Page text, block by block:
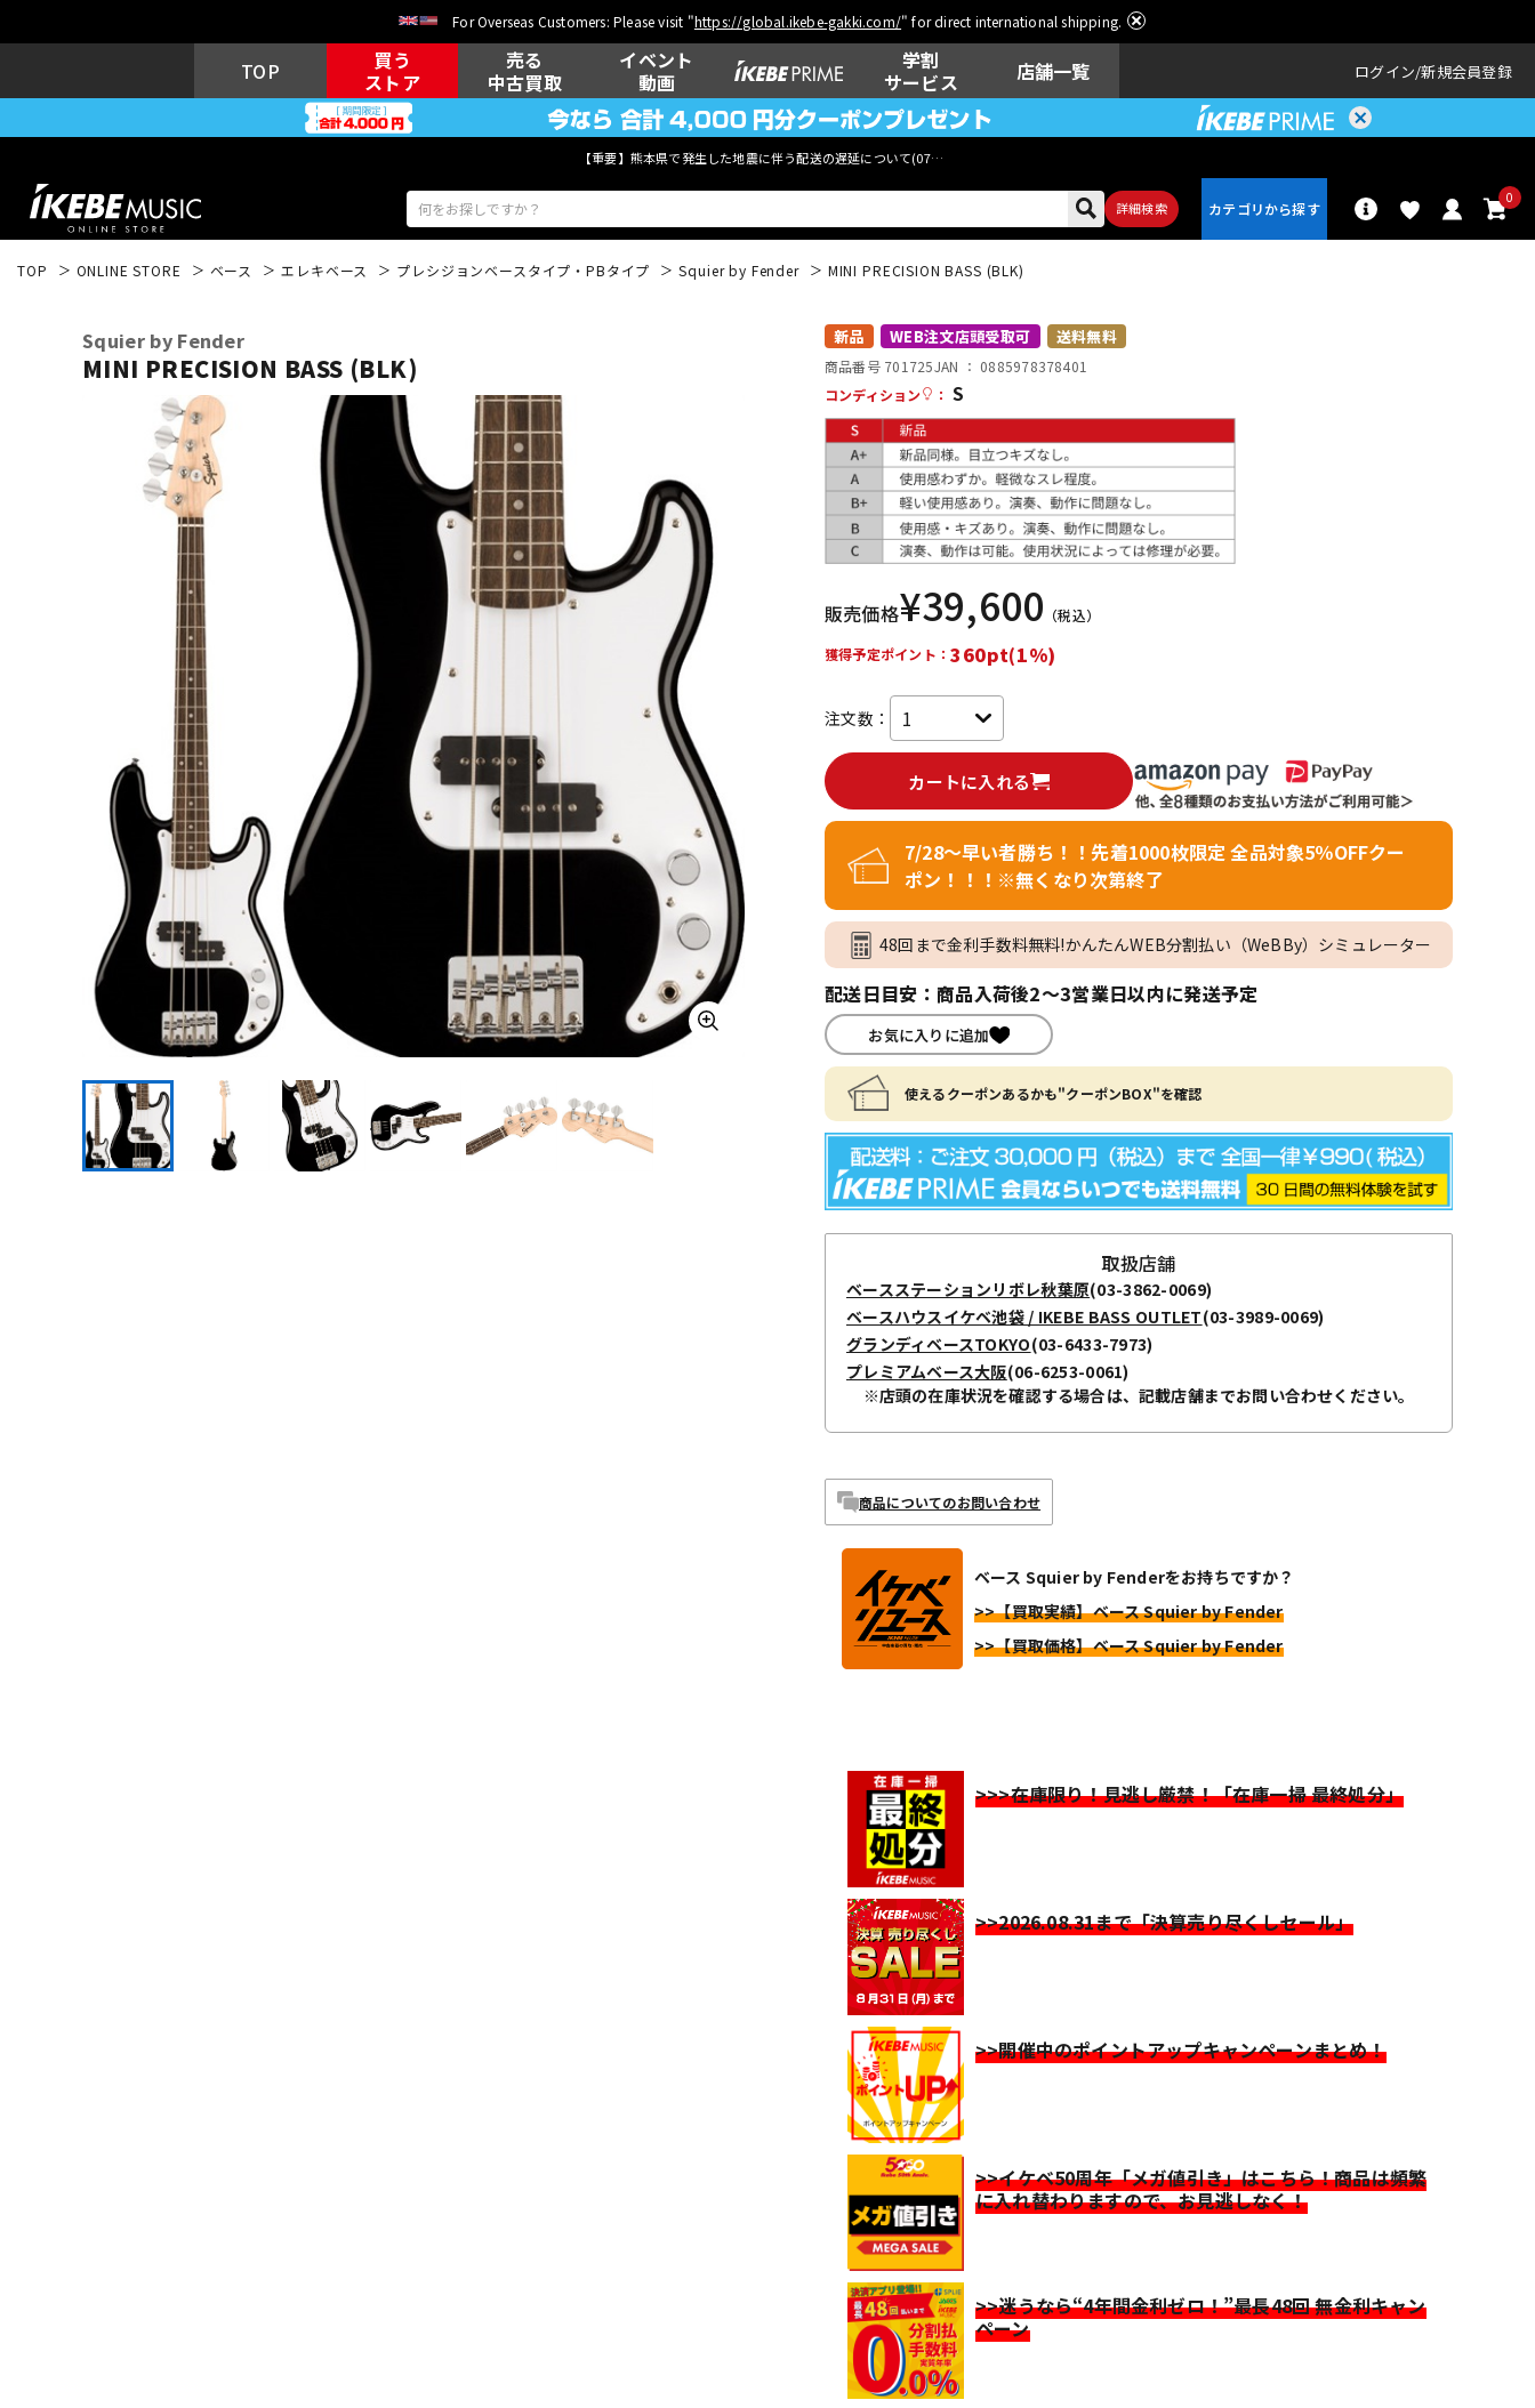
For Overseas Customers: Please visit "https://global.ikebe-gakki.com/" for direct international shipping.
TOP
買う
ストア
売る
中古買取
イベント
動画
学割
サービス
店舗一覧 ログイン 新規会員登録
【重要】熊本県で発生した地震に伴う配送の遅延について(07月29日
詳細検索
0
ウクレレ ドラム
キーボード 電子ピアノ その他楽器
DJ機器 DTM オンラ
イン納品
レコーディン
グ機器
配信/ライブ
機器
中古 ヴィンテージ
TOP ONLINE STORE ベース エレキベース プレシジョンベースタイプ・PBタイプ Squier by Fender MINI PRECISION BASS (BLK)
Squier by Fender
MINI PRECISION BASS (BLK)
新品 WEB注文店頭受取可 送料無料
商品番号 701725JAN ： 0885978378401
コンディション
： S
販売価格¥39,600 （税込）
獲得予定ポイント：360pt(1%)
注文数：
カートに入れる
7/28～早い者勝ち！！先着1000枚限定 全品対象5％OFFクー
ポン！！！※無くなり次第終了
48回まで金利手数料無料!かんたんWEB分割払い（WeBBy）シミュレーター
配送日目安：商品入荷後2～3営業日以内に発送予定
お気に入りに追加
使えるクーポンあるかも"クーポンBOX"を確認
取扱店舗
ベースステーションリボレ秋葉原(03-3862-0069)
ベースハウスイケベ池袋 / IKEBE BASS OUTLET(03-3989-0069)
グランディベースTOKYO(03-6433-7973)
プレミアムベース大阪(06-6253-0061)
※店頭の在庫状況を確認する場合は、記載店舗までお問い合わせください。
商品についてのお問い合わせ
ベース Squier by Fenderをお持ちですか？
>>【買取実績】ベース Squier by Fender
>>【買取価格】ベース Squier by Fender
>>>在庫限り！見逃し厳禁！「在庫一掃 最終処分」
>>2026.08.31まで「決算売り尽くしセール」
>>開催中のポイントアップキャンペーンまとめ！
>>イケベ50周年「メガ値引き」はこちら！商品は頻繁
に入れ替わりますので、お見逃しなく！
>>迷うなら“4年間金利ゼロ！”最長48回 無金利キャン
ペーン